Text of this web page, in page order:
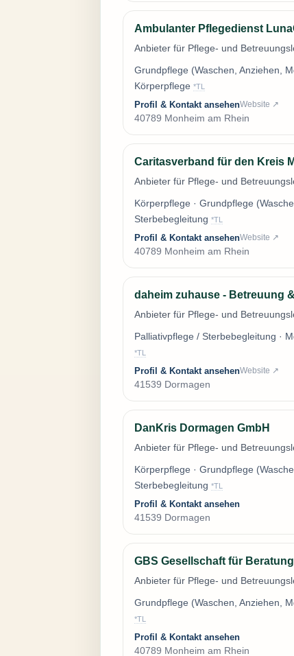
Ambulanter Pflegedienst
Anbieter für Pflege- und
Grundpflege (Waschen, Anziehen,
Körperpflege *TL
Profil & Kontakt ansehenWebsite ↗
40789 Monheim am Rhein
Caritasverband für den Kreis
Anbieter für Pflege- und
Körperpflege · Grundpflege
Sterbebegleitung *TL
Profil & Kontakt ansehenWebsite ↗
40789 Monheim am Rhein
daheim zuhause - Betreuung
Anbieter für Pflege- und
Palliativpflege / Sterbebegleitung ·
*TL
Profil & Kontakt ansehenWebsite ↗
41539 Dormagen
DanKris Dormagen GmbH
Anbieter für Pflege- und
Körperpflege · Grundpflege
Sterbebegleitung *TL
Profil & Kontakt ansehen
41539 Dormagen
GBS Gesellschaft für
Anbieter für Pflege- und
Grundpflege (Waschen, Anziehen,
*TL
Profil & Kontakt ansehen
40789 Monheim am Rhein